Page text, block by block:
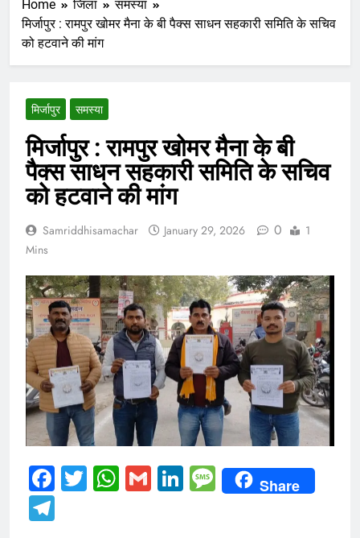
Home जिला
समस्या
मिर्जापुर : रामपुर खोमर मैना के बी पैक्स साधन सहकारी समिति के सचिव
को हटवाने की मांग
मिर्जापुर समस्या
मिर्जापुर : रामपुर खोमर मैना के बी
पैक्स साधन सहकारी समिति के सचिव
को हटवाने की मांग
Samriddhisamachar January 29, 2026 0
1
Mins
Facebook
Twitter
WhatsApp
GmailLinkedIn
Message
Share